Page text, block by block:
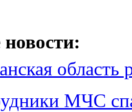
МЧС